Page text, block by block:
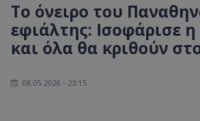
Το όνειρο του
εφιάλτης: Ισοφάρισε
και όλα θα κριθούν
08.05.2026 - 23:15